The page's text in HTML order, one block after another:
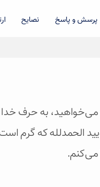
پرسش و پاسخ نصایح
می‌خواهید، به حرف
الحمدلله که گرم
می‌کنم.